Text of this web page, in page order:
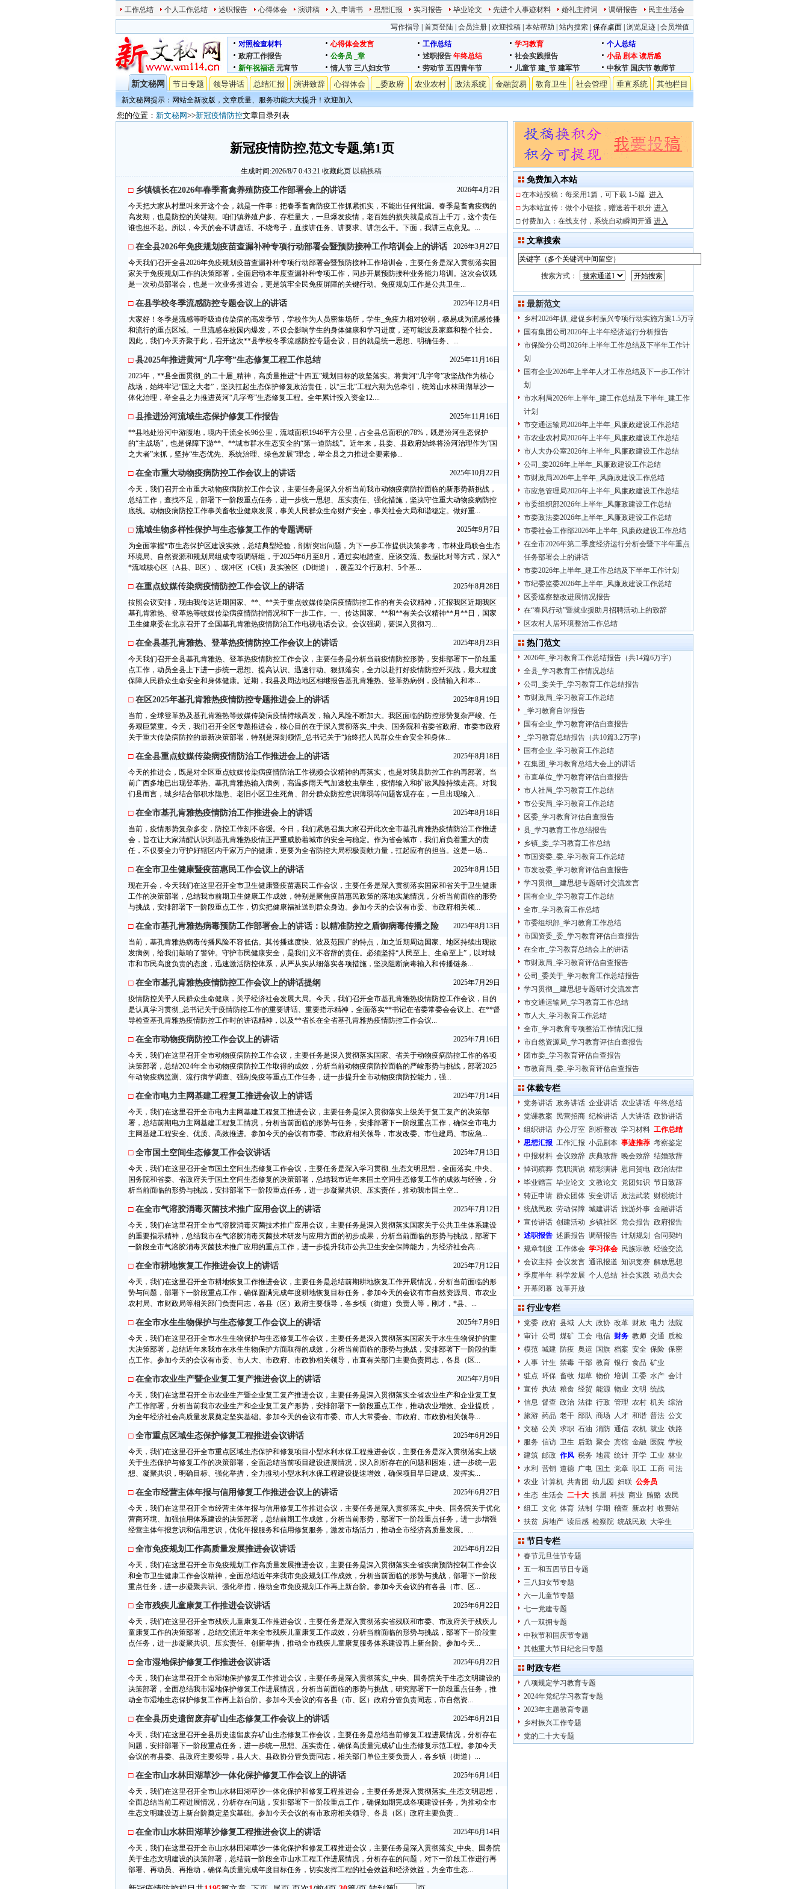
工作总结 个人工作总结 述职报告 心得体会 演讲稿 入_申请书 思想汇报 实习报告 毕业论文 先进个人事迹材料 婚礼主持词 调研报告 民主生活会
写作指导 首页登陆 会员注册 欢迎投稿 本站帮助 站内搜索 保存桌面 浏览足迹 会员增值
对照检查材料
心得体会发言 工作总结 学习教育
个人总结
政府工作报告
公务员 _章 述职报告 年终总结 社会实践报告 小品 剧本 读后感
新年祝福语 元宵节 情人节 三八妇女节 劳动节 五四青年节 儿童节 建_节 建军节 中秋节 国庆节 教师节
新文秘网 节日专题 领导讲话 总结汇报 演讲致辞 心得体会 _委政府 农业农村 政法系统 金融贸易 教育卫生 社会管理 垂直系统 其他栏目
新文秘网提示：网站全新改版，文章质量、服务功能大大提升！欢迎加入
您的位置： 新文秘网>>新冠疫情防控文章目录列表
新冠疫情防控,范文专题,第1页
生成时间:2026/8/7 0:43:21 收藏此页 以稿换稿
2026年4月2日
□ 乡镇镇长在2026年春季畜禽养殖防疫工作部署会上的讲话
今天把大家从村里叫来开这个会，就是一件事：把春季畜禽防疫工作抓紧抓实，不能出任何纰漏。春季是畜禽疫病的
高发期，也是防控的关键期。咱们镇养殖户多、存栏量大，一旦爆发疫情，老百姓的损失就是成百上千万，这个责任
谁也担不起。所以，今天的会不讲虚话、不绕弯子，直接讲任务、讲要求、讲怎么干。下面，我讲三点意见。...
2026年3月27日
□ 在全县2026年免疫规划疫苗查漏补种专项行动部署会暨预防接种工作培训会上的讲话
今天我们召开全县2026年免疫规划疫苗查漏补种专项行动部署会暨预防接种工作培训会，主要任务是深入贯彻落实国
家关于免疫规划工作的决策部署，全面启动本年度查漏补种专项工作，同步开展预防接种业务能力培训。这次会议既
是一次动员部署会，也是一次业务推进会，更是筑牢全民免疫屏障的关键行动。免疫规划工作是公共卫生...
2025年12月4日
□ 在县学校冬季流感防控专题会议上的讲话
大家好！冬季是流感等呼吸道传染病的高发季节，学校作为人员密集场所，学生_免疫力相对较弱，极易成为流感传播
和流行的重点区域。一旦流感在校园内爆发，不仅会影响学生的身体健康和学习进度，还可能波及家庭和整个社会。
因此，我们今天齐聚于此，召开这次**县学校冬季流感防控专题会议，目的就是统一思想、明确任务、...
2025年11月16日
□ 县2025年推进黄河“几字弯”生态修复工程工作总结
2025年，**县全面贯彻_的二十届_精神，高质量推进“十四五”规划目标的攻坚落实。将黄河“几字弯”攻坚战作为核心
战场，始终牢记“国之大者”，坚决扛起生态保护修复政治责任，以“三北”工程六期为总牵引，统筹山水林田湖草沙一
体化治理，举全县之力推进黄河“几字弯”生态修复工程。全年累计投入资金12....
2025年11月16日
□ 县推进汾河流域生态保护修复工作报告​
**县地处汾河中游腹地，境内干流全长96公里，流域面积1946平方公里，占全县总面积的78%，既是汾河生态保护
的“主战场”，也是保障下游**、**城市群水生态安全的“第一道防线”。近年来，县委、县政府始终将汾河治理作为“国
之大者”来抓，坚持“生态优先、系统治理、绿色发展”理念，举全县之力推进全要素修...
2025年10月22日
□ 在全市重大动物疫病防控工作会议上的讲话
今天，我们召开全市重大动物疫病防控工作会议，主要任务是深入分析当前我市动物疫病防控面临的新形势新挑战，
总结工作，查找不足，部署下一阶段重点任务，进一步统一思想、压实责任、强化措施，坚决守住重大动物疫病防控
底线。动物疫病防控工作事关畜牧业健康发展，事关人民群众生命财产安全，事关社会大局和谐稳定。做好重...
2025年9月7日
□ 流域生物多样性保护与生态修复工作的专题调研
为全面掌握*市生态保护区建设实效，总结典型经验，剖析突出问题，为下一步工作提供决策参考，市林业局联合生态
环境局、自然资源和规划局组成专项调研组，于2025年6月至8月，通过实地踏查、座谈交流、数据比对等方式，深入*
*流域核心区（A县、B区）、缓冲区（C镇）及实验区（D街道），覆盖32个行政村、5个基...
2025年8月28日
□ 在重点蚊媒传染病疫情防控工作会议上的讲话
按照会议安排，现由我传达近期国家、**、**关于重点蚊媒传染病疫情防控工作的有关会议精神，汇报我区近期我区
基孔肯雅热、登革热等蚊媒传染病疫情防控情况和下一步工作。一、传达国家、**和**有关会议精神**月**日，国家
卫生健康委在北京召开了全国基孔肯雅热疫情防治工作电视电话会议。会议强调，要深入贯彻习...
2025年8月23日
□ 在全县基孔肯雅热、登革热疫情防控工作会议上的讲话
今天我们召开全县基孔肯雅热、登革热疫情防控工作会议，主要任务是分析当前疫情防控形势，安排部署下一阶段重
点工作，动员全县上下进一步统一思想、提高认识、迅速行动、狠抓落实，全力以赴打好疫情防控歼灭战，最大程度
保障人民群众生命安全和身体健康。近期，我县及周边地区相继报告基孔肯雅热、登革热病例，疫情输入和本...
2025年8月19日
□ 在区2025年基孔肯雅热疫情防控专题推进会上的讲话
当前，全球登革热及基孔肯雅热等蚊媒传染病疫情持续高发，输入风险不断加大。我区面临的防控形势复杂严峻、任
务艰巨繁重。今天，我们召开全区专题推进会，核心目的在于深入贯彻落实_中央、国务院和省委省政府、市委市政府
关于重大传染病防控的最新决策部署，特别是深刻领悟_总书记关于“始终把人民群众生命安全和身体...
2025年8月18日
□ 在全县重点蚊媒传染病疫情防治工作推进会上的讲话
今天的推进会，既是对全区重点蚊媒传染病疫情防治工作视频会议精神的再落实，也是对我县防控工作的再部署。当
前广西多地已出现登革热、基孔肯雅热输入病例，高温多雨天气加速蚊虫孳生，疫情输入和扩散风险持续走高。对我
们县而言，城乡结合部积水隐患、老旧小区卫生死角、部分群众防控意识薄弱等问题客观存在，一旦出现输入...
2025年8月18日
□ 在全市基孔肯雅热疫情防治工作推进会上的讲话
当前，疫情形势复杂多变，防控工作刻不容缓。今日，我们紧急召集大家召开此次全市基孔肯雅热疫情防治工作推进
会，旨在让大家清醒认识到基孔肯雅热疫情正严重威胁着城市的安全与稳定。作为省会城市，我们肩负着重大的责
任，不仅要全力守护好辖区内千家万户的健康，更要为全省防控大局积极贡献力量，扛起应有的担当。这是一场...
2025年8月15日
□ 在全市卫生健康暨疫苗惠民工作会议上的讲话
现在开会，今天我们在这里召开全市卫生健康暨疫苗惠民工作会议，主要任务是深入贯彻落实国家和省关于卫生健康
工作的决策部署，总结我市前期卫生健康工作成效，特别是聚焦疫苗惠民政策的落地实施情况，分析当前面临的形势
与挑战，安排部署下一阶段重点工作，切实把健康福祉送到群众身边。参加今天的会议有市委、市政府相关领...
2025年8月13日
□ 在全市基孔肯雅热病毒预防工作部署会上的讲话：以精准防控之盾御病毒传播之险
当前，基孔肯雅热病毒传播风险不容低估。其传播速度快、波及范围广的特点，加之近期周边国家、地区持续出现散
发病例，给我们敲响了警钟。守护市民健康安全，是我们义不容辞的责任。必须坚持“人民至上、生命至上”，以对城
市和市民高度负责的态度，迅速激活防控体系，从严从实从细落实各项措施，坚决阻断病毒输入和传播链条...
2025年7月29日
□ 在全市基孔肯雅热疫情防控工作会议上的讲话提纲
疫情防控关乎人民群众生命健康，关乎经济社会发展大局。今天，我们召开全市基孔肯雅热疫情防控工作会议，目的
是认真学习贯彻_总书记关于疫情防控工作的重要讲话、重要指示精神，全面落实**书记在省委常委会会议上、在**督
导检查基孔肯雅热疫情防控工作时的讲话精神，以及**省长在全省基孔肯雅热疫情防控工作会议...
2025年7月16日
□ 在全市动物疫病防控工作会议上的讲话
今天，我们在这里召开全市动物疫病防控工作会议，主要任务是深入贯彻落实国家、省关于动物疫病防控工作的各项
决策部署，总结2024年全市动物疫病防控工作取得的成效，分析当前动物疫病防控面临的严峻形势与挑战，部署2025
年动物疫病监测、流行病学调查、强制免疫等重点工作任务，进一步提升全市动物疫病防控能力，强...
2025年7月14日
□ 在全市电力主网基建工程复工推进会议上的讲话
今天，我们在这里召开全市电力主网基建工程复工推进会议，主要任务是深入贯彻落实上级关于复工复产的决策部
署，总结前期电力主网基建工程复工情况，分析当前面临的形势与任务，安排部署下一阶段重点工作，确保全市电力
主网基建工程安全、优质、高效推进。参加今天的会议有市委、市政府相关领导，市发改委、市住建局、市应急...
2025年7月13日
□ 全市国土空间生态修复工作会议讲话
今天，我们在这里召开全市国土空间生态修复工作会议，主要任务是深入学习贯彻_生态文明思想，全面落实_中央、
国务院和省委、省政府关于国土空间生态修复的决策部署，总结我市近年来国土空间生态修复工作的成效与经验，分
析当前面临的形势与挑战，安排部署下一阶段重点任务，进一步凝聚共识、压实责任，推动我市国土空...
2025年7月12日
□ 在全市气溶胶消毒灭菌技术推广应用会议上的讲话
今天，我们在这里召开全市气溶胶消毒灭菌技术推广应用会议，主要任务是深入贯彻落实国家关于公共卫生体系建设
的重要指示精神，总结我市在气溶胶消毒灭菌技术研发与应用方面的初步成果，分析当前面临的形势与挑战，部署下
一阶段全市气溶胶消毒灭菌技术推广应用的重点工作，进一步提升我市公共卫生安全保障能力，为经济社会高...
2025年7月12日
□ 在全市耕地恢复工作推进会议上的讲话
今天，我们在这里召开全市耕地恢复工作推进会议，主要任务是总结前期耕地恢复工作开展情况，分析当前面临的形
势与问题，部署下一阶段重点工作，确保圆满完成年度耕地恢复目标任务，参加今天的会议有市自然资源局、市农业
农村局、市财政局等相关部门负责同志，各县（区）政府主要领导，各乡镇（街道）负责人等，刚才，*县、...
2025年7月9日
□ 在全市水生生物保护与生态修复工作会议上的讲话
今天，我们在这里召开全市水生生物保护与生态修复工作会议，主要任务是深入贯彻落实国家关于水生生物保护的重
大决策部署，总结近年来我市在水生生物保护方面取得的成效，分析当前面临的形势与挑战，安排部署下一阶段的重
点工作。参加今天的会议有市委、市人大、市政府、市政协相关领导，市直有关部门主要负责同志，各县（区...
2025年7月9日
□ 在全市农业生产暨企业复工复产推进会议上的讲话
今天，我们在这里召开全市农业生产暨企业复工复产推进会议，主要任务是深入贯彻落实全省农业生产和企业复工复
产工作部署，分析当前我市农业生产和企业复工复产形势，安排部署下一阶段重点工作，推动农业增效、企业提质，
为全年经济社会高质量发展奠定坚实基础。参加今天的会议有市委、市人大常委会、市政府、市政协相关领导...
2025年6月29日
□ 全市重点区域生态保护修复工程推进会议讲话
今天，我们在这里召开全市重点区域生态保护和修复项目小型水利水保工程推进会议，主要任务是深入贯彻落实上级
关于生态保护与修复工作的决策部署，全面总结当前项目建设进展情况，深入剖析存在的问题和困难，进一步统一思
想、凝聚共识，明确目标、强化举措，全力推动小型水利水保工程建设提速增效，确保项目早日建成、发挥实...
2025年6月27日
□ 在全市经营主体年报与信用修复工作推进会议上的讲话
今天，我们在这里召开全市经营主体年报与信用修复工作推进会议，主要任务是深入贯彻落实_中央、国务院关于优化
营商环境、加强信用体系建设的决策部署，总结前期工作成效，分析当前形势，部署下一阶段重点任务，进一步增强
经营主体年报意识和信用意识，优化年报服务和信用修复服务，激发市场活力，推动全市经济高质量发展。...
2025年6月22日
□ 全市免疫规划工作高质量发展推进会议讲话
今天，我们在这里召开全市免疫规划工作高质量发展推进会议，主要任务是深入贯彻落实全省疾病预防控制工作会议
和全市卫生健康工作会议精神，全面总结近年来我市免疫规划工作成效，分析当前面临的形势与挑战，部署下一阶段
重点任务，进一步凝聚共识、强化举措，推动全市免疫规划工作再上新台阶。参加今天会议的有各县（市、区...
2025年6月22日
□ 全市残疾儿童康复工作推进会议讲话
今天，我们在这里召开全市残疾儿童康复工作推进会议，主要任务是深入贯彻落实省残联和市委、市政府关于残疾儿
童康复工作的决策部署，总结交流近年来全市残疾儿童康复工作成效，分析当前面临的形势与挑战，部署下一阶段重
点任务，进一步凝聚共识、压实责任、创新举措，推动全市残疾儿童康复服务体系建设再上新台阶。参加今天...
2025年6月22日
□ 全市湿地保护修复工作推进会议讲话
今天，我们在这里召开全市湿地保护修复工作推进会议，主要任务是深入贯彻落实_中央、国务院关于生态文明建设的
决策部署，全面总结我市湿地保护修复工作进展情况，分析当前面临的形势与挑战，研究部署下一阶段重点任务，推
动全市湿地生态保护修复工作再上新台阶。参加今天会议的有各县（市、区）政府分管负责同志，市自然资...
2025年6月21日
□ 在全县历史遗留废弃矿山生态修复工作会议上的讲话
今天，我们在这里召开全县历史遗留废弃矿山生态修复工作会议，主要任务是总结当前修复工程进展情况，分析存在
问题，安排部署下一阶段重点任务，进一步统一思想、压实责任，确保高质量完成矿山生态修复示范工程。参加今天
会议的有县委、县政府主要领导，县人大、县政协分管负责同志，相关部门单位主要负责人，各乡镇（街道）...
2025年6月14日
□ 在全市山水林田湖草沙一体化保护修复工作会议上的讲话
今天，我们在这里召开全市山水林田湖草沙一体化保护和修复工程推进会，主要任务是深入贯彻落实_生态文明思想，
全面总结当前工程进展情况，分析存在问题，安排部署下一阶段重点工作，确保如期完成各项建设任务，为推动全市
生态文明建设迈上新台阶奠定坚实基础。参加今天会议的有市政府相关领导、各县（区）政府主要负责...
2025年6月14日
□ 在全市山水林田湖草沙修复工程推进会议上的讲话
今天，我们在这里召开全市山水林田湖草沙一体化保护和修复工程推进会议，主要任务是深入贯彻落实_中央、国务院
关于生态文明建设的决策部署，总结前一阶段全市山水工程工作进展情况，分析存在的问题，对下一阶段工作进行再
部署、再动员、再推动，确保高质量完成年度目标任务，切实发挥工程的社会效益和经济效益，为全市生态...
免费加入本站
□ 在本站投稿：每采用1篇，可下载 1-5篇 进入
□ 为本站宣传：做个小链接，赠送若干积分 进入
□ 付费加入：在线支付，系统自动瞬间开通 进入
文章搜索
搜索方式：
最新范文
乡村2026年抓_建促乡村振兴专项行动实施方案1.5万字
国有集团公司2026年上半年经济运行分析报告
市保险分公司2026年上半年工作总结及下半年工作计
划
国有企业2026年上半年人才工作总结及下一步工作计
划
市水利局2026年上半年_建工作总结及下半年_建工作
计划
市交通运输局2026年上半年_风廉政建设工作总结
市农业农村局2026年上半年_风廉政建设工作总结
市人大办公室2026年上半年_风廉政建设工作总结
公司_委2026年上半年_风廉政建设工作总结
市财政局2026年上半年_风廉政建设工作总结
市应急管理局2026年上半年_风廉政建设工作总结
市委组织部2026年上半年_风廉政建设工作总结
市委政法委2026年上半年_风廉政建设工作总结
市委社会工作部2026年上半年_风廉政建设工作总结
在全市2026年第二季度经济运行分析会暨下半年重点
任务部署会上的讲话
市委2026年上半年_建工作总结及下半年工作计划
市纪委监委2026年上半年_风廉政建设工作总结
区委巡察整改进展情况报告
在“春风行动”暨就业援助月招聘活动上的致辞
区农村人居环境整治工作总结
热门范文
2026年_学习教育工作总结报告（共14篇6万字）
全县_学习教育工作情况总结
公司_委关于_学习教育工作总结报告
市财政局_学习教育工作总结
_学习教育自评报告
国有企业_学习教育评估自查报告
_学习教育总结报告（共10篇3.2万字）
国有企业_学习教育工作总结
在集团_学习教育总结大会上的讲话
市直单位_学习教育评估自查报告
市人社局_学习教育工作总结
市公安局_学习教育工作总结
区委_学习教育评估自查报告
县_学习教育工作总结报告
乡镇_委_学习教育工作总结
市国资委_委_学习教育工作总结
市发改委_学习教育评估自查报告
学习贯彻__建思想专题研讨交流发言
国有企业_学习教育工作总结
全市_学习教育工作总结
市委组织部_学习教育工作总结
市国资委_委_学习教育评估自查报告
在全市_学习教育总结会上的讲话
市财政局_学习教育评估自查报告
公司_委关于_学习教育工作总结报告
学习贯彻__建思想专题研讨交流发言
市交通运输局_学习教育工作总结
市人大_学习教育工作总结
全市_学习教育专项整治工作情况汇报
市自然资源局_学习教育评估自查报告
团市委_学习教育评估自查报告
市教育局_委_学习教育评估自查报告
体裁专栏
党务讲话 政务讲话 企业讲话 农业讲话 年终总结
党课教案
民营招商 纪检讲话 人大讲话 政协讲话
组织讲话 办公厅室 剖析整改 学习材料 工作总结
思想汇报 工作汇报 小品剧本 事迹推荐 考察鉴定
申报材料 会议致辞 庆典致辞 晚会致辞 结婚致辞
悼词殡葬 竞职演说 精彩演讲 慰问贺电 政治法律
毕业赠言 毕业论文 文教论文 党团知识 节日致辞
转正申请 群众团体 安全讲话 政法武装 财税统计
统战民政 劳动保障 城建讲话 旅游外事 金融讲话
宣传讲话 创建活动 乡镇社区 党会报告 政府报告
述职报告 述廉报告 调研报告 计划规划
合同契约
规章制度 工作体会 学习体会 民族宗教 经验交流
会议主持 会议发言 通讯报道 知识竞赛 解放思想
季度半年 科学发展 个人总结 社会实践 动员大会
开幕闭幕 改革开放
行业专栏
党委 政府 县域 人大 政协 改革 财政 电力 法院
审计 公司 煤矿 工会 电信 财务 教师 交通 质检
模范 城建 防疫 奥运 国旗 档案 安全 保险 保密
人事 计生 禁毒 干部 教育 银行 食品 矿业
驻点 环保 畜牧 烟草 物价 培训 工委 水产 会计
宣传 执法 粮食 经贸 能源 物业 文明 统战
信息 督查 政治 法律 行政 管理 农村 机关 综治
旅游 药品 老干 部队 商场 人才 和谐 普法 公文
文秘 公关 求职 石油 消防 通信 农机 就业 铁路
服务 信访 卫生 后勤 聚会 宾馆 金融 医院 学校
建筑 邮政 作风 税务 地震 统计 开学 工业 林业
水利
营销 道德 广电 国土 党章 职工 工商 司法
农业 计算机 共青团 幼儿园 妇联 公务员
生态 生活会 二十大 换届 科技 商业 贿赂 农民
组工 文化 体育 法制 学期 稽查 新农村 收费站
扶贫 房地产 读后感 检察院 统战民政 大学生
节日专栏
春节元旦佳节专题
五一和五四节日专题
三八妇女节专题
六一儿童节专题
七一党建专题
八一双拥专题
中秋节和国庆节专题
其他重大节日纪念日专题
时政专栏
八项规定学习教育专题
2024年党纪学习教育专题
2023年主题教育专题
乡村振兴工作专题
党的二十大专题